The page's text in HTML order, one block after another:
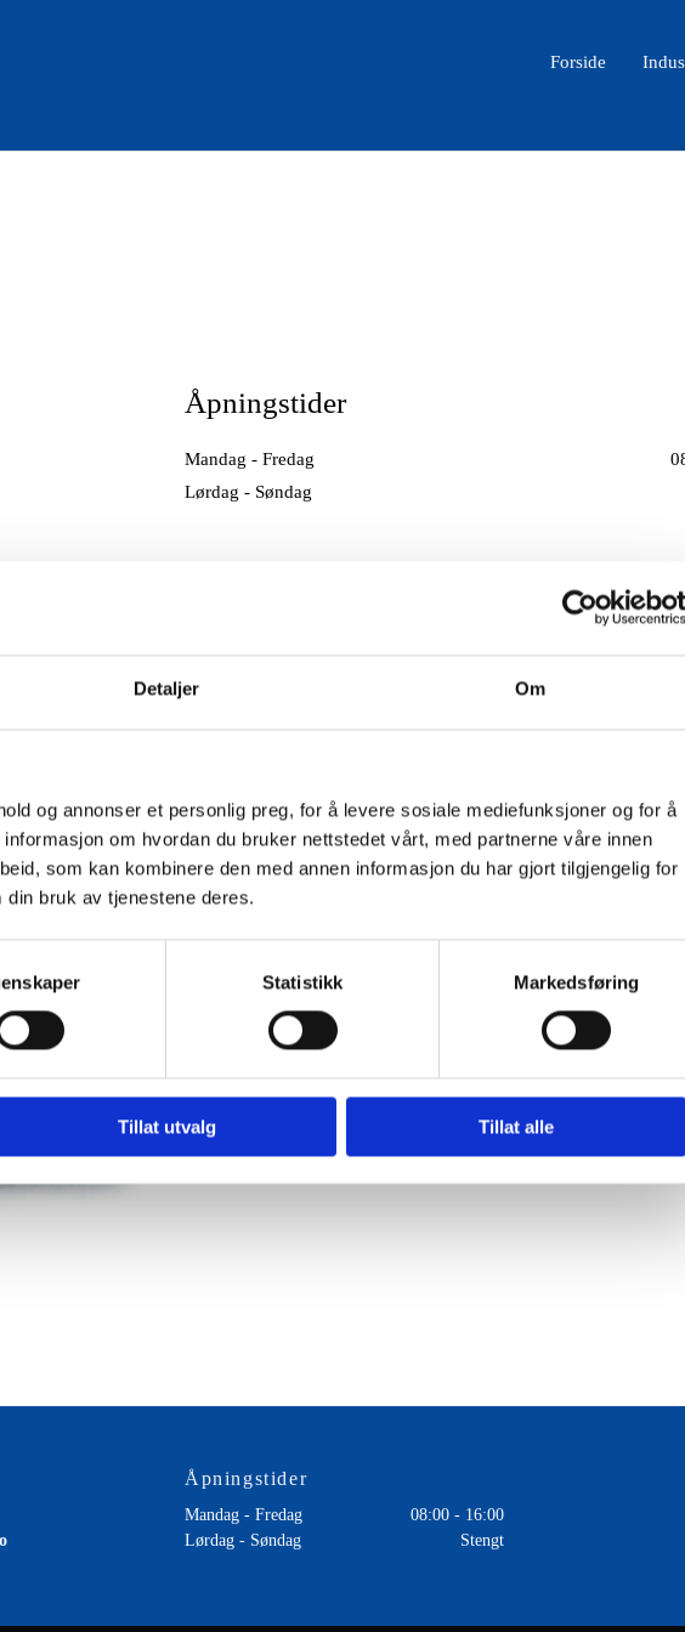
Detaljer Om
og annonser et personlig preg, for å levere sosiale mediefunksjoner og for å
om hvordan du bruker nettstedet vårt, med partnerne våre innen
som kan kombinere den med annen informasjon du har gjort tilgjengelig for
bruk av tjenestene deres.
Statistikk Markedsføring
Tillat utvalg Tillat alle
Forside
Åpningstider
Mandag - Fredag
Lørdag - Søndag
Åpningstider
Mandag - Fredag
08:00 - 16:00
Lørdag - Søndag
Stengt